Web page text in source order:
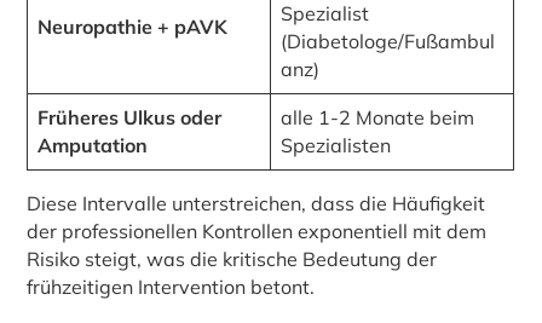
Neuropathie + pAVK
Spezialist
(Diabetologe/Fußambul
anz)
Früheres Ulkus oder
Amputation
alle 1-2 Monate beim
Spezialisten
Diese Intervalle unterstreichen, dass die Häufigkeit
der professionellen Kontrollen exponentiell mit dem
Risiko steigt, was die kritische Bedeutung der
frühzeitigen Intervention betont.